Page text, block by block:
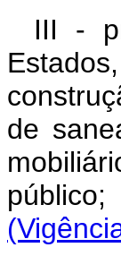
III -
de